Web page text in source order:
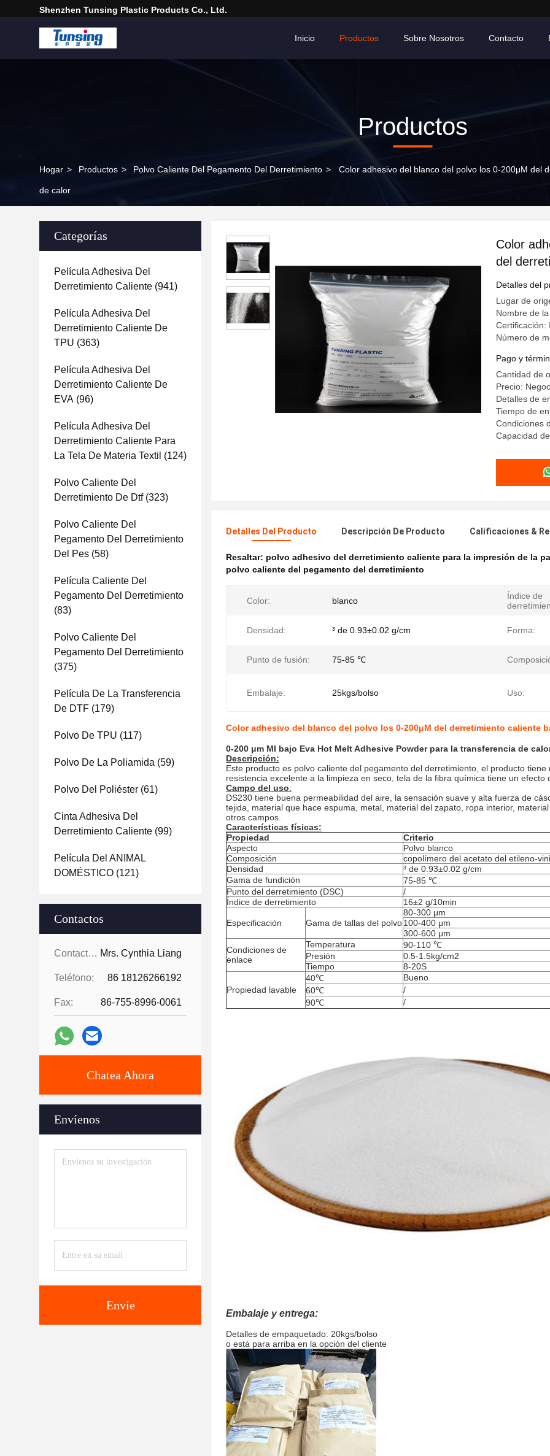
Shenzhen Tunsing Plastic Products Co., Ltd.
Inicio Productos Sobre Nosotros Contacto
Productos
Hogar > Productos > Polvo Caliente Del Pegamento Del Derretimiento > Color adhesivo del blanco del polvo los 0-200μM del
de calor
Categorías
Película Adhesiva Del
Derretimiento Caliente (941)
Película Adhesiva Del
Derretimiento Caliente De
TPU (363)
Película Adhesiva Del
Derretimiento Caliente De
EVA (96)
Película Adhesiva Del
Derretimiento Caliente Para
La Tela De Materia Textil (124)
Polvo Caliente Del
Derretimiento De Dtf(323)
Polvo Caliente Del
Pegamento Del Derretimiento
Del Pes (58)
Película Caliente Del
Pegamento Del Derretimiento
(83)
Polvo Caliente Del
Pegamento Del Derretimiento
(375)
Película De La Transferencia
De DTF (179)
Polvo De TPU (117)
Polvo De La Poliamida (59)
Polvo Del Poliéster (61)
Cinta Adhesiva Del
Derretimiento Caliente (99)
Película Del ANIMAL
DOMÉSTICO (121)
Contactos
Contactos: Mrs. Cynthia Liang
Teléfono: 86 18126266192
Fax: 86-755-8996-0061
Chatea Ahora
Envíenos
Envíe
Color
del
Detalles del
Lugar de
Nombre de
Certificación:
Número de
Pago y
Cantidad de
Precio:
Detalles de
Tiempo de
Condiciones
Capacidad
Detalles Del Producto Descripción De Producto Calificaciones &
Resaltar: polvo adhesivo del derretimiento caliente para la impresión de la
polvo caliente del pegamento del derretimiento
Color: blanco
Índice de
Densidad: ³ de 0.93±0.02 g/cm Forma:
Punto de fusión: 75-85 ℃
Embalaje: 25kgs/bolso Uso:
Color adhesivo del blanco del polvo los 0-200μM del derretimiento caliente
0-200 μm MI bajo Eva Hot Melt Adhesive Powder para la transferencia de
Descripción:
Este producto es polvo caliente del pegamento del derretimiento, el producto
resistencia excelente a la limpieza en seco, tela de la fibra química tiene un efecto
Campo del uso:
DS230 tiene buena permeabilidad del aire, la sensación suave y alta fuerza de
tejida, material que hace espuma, metal, material del zapato, ropa interior,
otros campos.
Características físicas:
Propiedad
Criterio
Aspecto
Polvo blanco
Composición
copolímero del acetato del etileno-
Densidad
³ de 0.93±0.02 g/cm
Gama de fundición
75-85 ℃
Punto del derretimiento (DSC)
/
Índice de derretimiento
16±2 g/10min
Especificación Gama de tallas del polvo
80-300 μm
100-400 μm
300-600 μm
Condiciones de
enlace
Temperatura
90-110 ℃
Presión
0.5-1.5kg/cm2
Tiempo
8-20S
Propiedad lavable
40℃
Bueno
60℃
/
90℃
/
Embalaje y entrega:
Detalles de empaquetado: 20kgs/bolso
o está para arriba en la opción del cliente